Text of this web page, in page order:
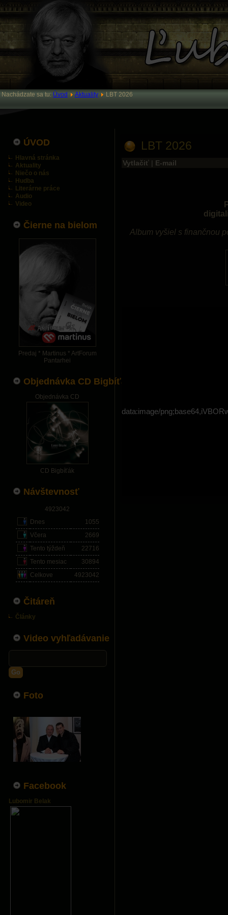
Nachádzate sa tu: Úvod Aktuality LBT 2026
ÚVOD
Hlavná stránka
Aktuality
Niečo o nás
Hudba
Literárne práce
Audio
Video
Čierne na bielom
Predaj * Martinus * ArtForum
Pantarhei
Objednávka CD Bigbíťák
Objednávka CD
CD Bigbíťák
Návštevnosť
4923042
Dnes
1055
Včera
2669
Tento týždeň
22716
Tento mesiac
30894
Celkove
4923042
Čitáreň
Články
Video vyhľadávanie
Go
Foto
Facebook
Lubomir Belak
LBT 2026
Vytlačiť | E-mail
Album vyšiel s finančnou
data:image/